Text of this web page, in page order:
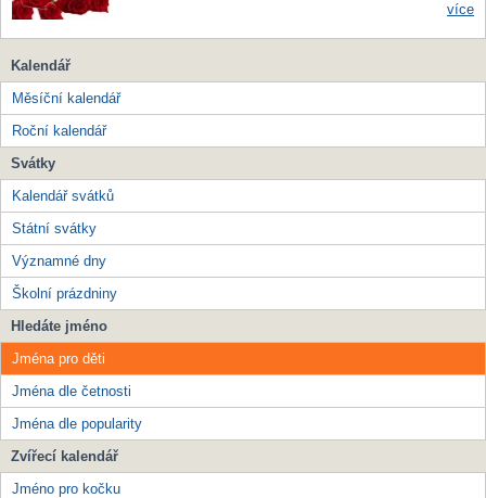
více
Kalendář
Měsíční kalendář
Roční kalendář
Svátky
Kalendář svátků
Státní svátky
Významné dny
Školní prázdniny
Hledáte jméno
Jména pro děti
Jména dle četnosti
Jména dle popularity
Zvířecí kalendář
Jméno pro kočku